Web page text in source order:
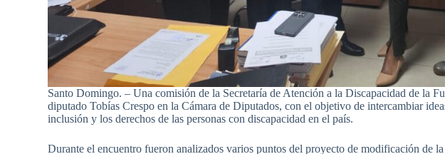
Santo Domingo. – Una comisión de la Secretaría de Atención a la Discapacidad de la
diputado Tobías Crespo en la Cámara de Diputados, con el objetivo de intercambiar
inclusión y los derechos de las personas con discapacidad en el país.
Durante el encuentro fueron analizados varios puntos del proyecto de modificación de